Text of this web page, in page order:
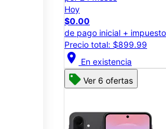
Hoy
$0.00
de pago inicial +
Precio total: $899.99
location_on En existencia
Ver 6 ofertas